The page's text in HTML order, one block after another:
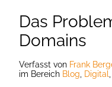
Das
Domains
Verfasst von Frank
im Bereich Blog Digital